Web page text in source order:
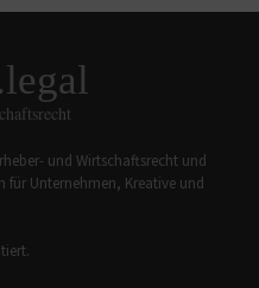
und Wirtschaftsrecht und
für Unternehmen, Kreative und